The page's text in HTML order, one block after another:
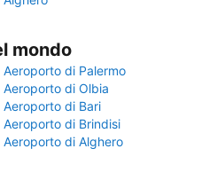
mondo
Aeroporto di Palermo
Aeroporto di Olbia
Aeroporto di Bari
Aeroporto di Brindisi
Aeroporto di Alghero